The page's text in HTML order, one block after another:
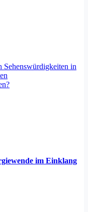
Sehenswürdigkeiten in
im Einklang